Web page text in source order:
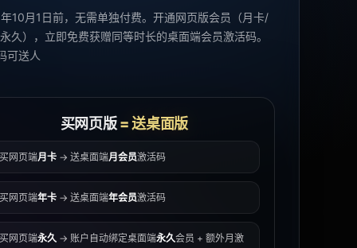
10月1日前，无需单独付费。开通网页版会员（月卡/
久），立即免费获赠同等时长的桌面端会员激活码。
可送人
买网页版 = 送桌面版
网页端月卡→ 送桌面端月会员激活码
网页端年卡→ 送桌面端年会员激活码
网页端永久→ 账户自动绑定桌面端永久会员 + 额外月激